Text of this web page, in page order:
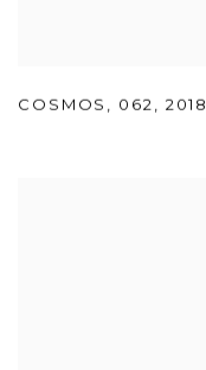
COSMOS , 062 , 2018